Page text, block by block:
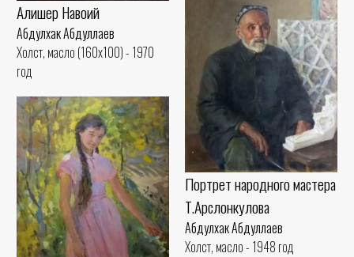
Алишер Навоий
Абдулхак Абдуллаев
Холст, масло (160x100) - 1970
год
Портрет народного мастера
Т.Арслонкулова
Абдулхак Абдуллаев
Холст, масло - 1948 год